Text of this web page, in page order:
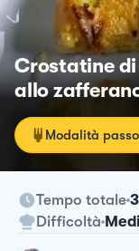
Crostatine di
allo
Modalità
Tempo totale
Difficoltà